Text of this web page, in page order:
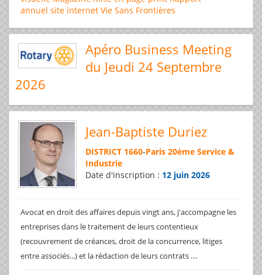
annuel site internet Vie Sans Frontières
Apéro Business Meeting
du Jeudi 24 Septembre
2026
Jean-Baptiste Duriez
DISTRICT 1660-Paris 20ème Service &
Industrie
Date d'inscription : 12 juin 2026
Avocat en droit des affaires depuis vingt ans, j'accompagne les
entreprises dans le traitement de leurs contentieux
(recouvrement de créances, droit de la concurrence, litiges
entre associés...) et la rédaction de leurs contrats ...